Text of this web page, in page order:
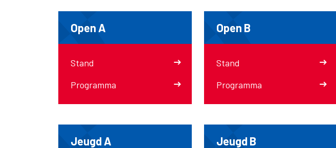
Open A
Stand
Programma
Open B
Stand
Programma
Jeugd A Jeugd B